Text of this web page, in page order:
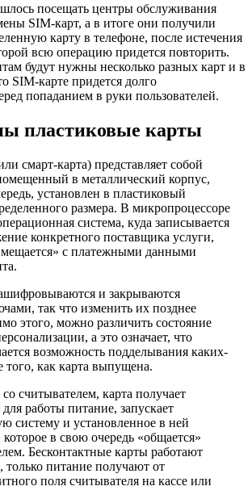
посещать центры обслуживания
SIM-карт, а в итоге они получили
карту в телефоне, после истечения
всю операцию придется повторить.
будут нужны несколько разных карт и в
SIM-карте придется долго
попаданием в руки пользователей.
пластиковые карты
смарт-карта) представляет собой
в металлический корпус,
установлен в пластиковый
размера. В микропроцессоре
система, куда записывается
конкретного поставщика услуги,
с платежными данными
и закрываются
так что изменить их позднее
этого, можно различить состояние
а это означает, что
возможность подделывания каких-
как карта выпущена.
считывателем, карта получает
работы питание, запускает
систему и установленное в ней
в свою очередь «общается»
Бесконтактные карты работают
только питание получают от
поля считывателя на кассе или